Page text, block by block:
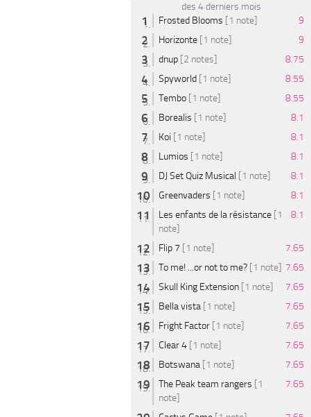
des 4 derniers mois
Frosted Blooms [1 note]
9
Horizonte [1 note]
9
dnup [2 notes]
8.75
Spyworld [1 note]
8.55
Tembo [1 note]
8.55
Borealis [1 note]
8.1
Koi [1 note]
8.1
Lumios [1 note]
8.1
DJ Set Quiz Musical [1 note]
8.1
Greenvaders [1 note]
8.1
Les enfants de la résistance [1
note]
8.1
Flip 7 [1 note]
7.65
To me! ...or not to me? [1 note]
7.65
Skull King Extension [1 note]
7.65
Bella vista [1 note]
7.65
Fright Factor [1 note]
7.65
Clear 4 [1 note]
7.65
Botswana [1 note]
7.65
The Peak team rangers [1
note]
7.65